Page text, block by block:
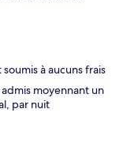
à aucuns frais
moyennant un
par nuit